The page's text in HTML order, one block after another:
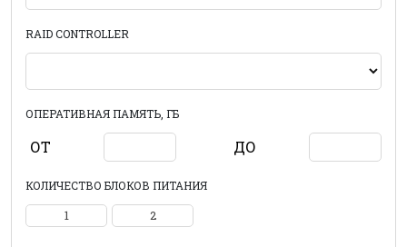
RAID CONTROLLER
ОПЕРАТИВНАЯ ПАМЯТЬ, ГБ
ОТ ДО
КОЛИЧЕСТВО БЛОКОВ ПИТАНИЯ
1 2